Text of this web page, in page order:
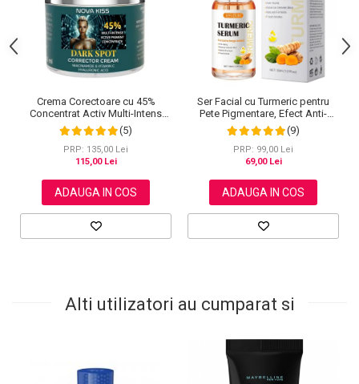
Crema Corectoare cu 45%
Concentrat Activ Multi-Intens
pentru Pete Pigmentare cu
Niacinamide, Vitamina C si Acid
Hialuronic, NOVA KISS® Dark
Spot, 50 ml
(5)
PRP: 135,00 Lei
115,00 Lei
ADAUGA IN COS
Ser Facial cu Turmeric pentru
Pete Pigmentare, Efect Anti-
Imbatranire SEFUDUN, 30 ml
(9)
PRP: 99,00 Lei
69,00 Lei
ADAUGA IN COS
Alti utilizatori au cumparat si